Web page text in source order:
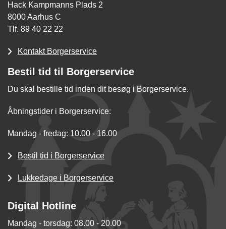
Hack Kampmanns Plads 2
8000 Aarhus C
Tlf. 89 40 22 22
Kontakt Borgerservice
Bestil tid til Borgerservice
Du skal bestille tid inden dit besøg i Borgerservice.
Åbningstider i Borgerservice:
Mandag - fredag: 10.00 - 16.00
Bestil tid i Borgerservice
Lukkedage i Borgerservice
Digital Hotline
Mandag - torsdag: 08.00 - 20.00